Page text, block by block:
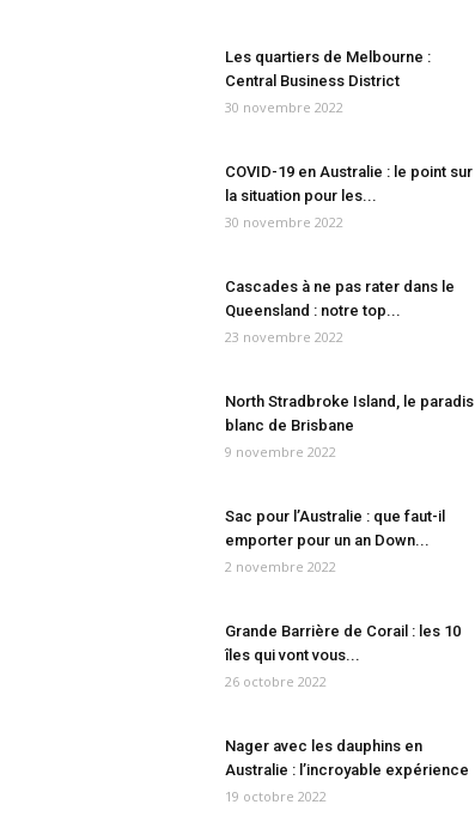
Les quartiers de Melbourne :
Central Business District
30 novembre 2022
COVID-19 en Australie : le point sur
la situation pour les...
30 novembre 2022
Cascades à ne pas rater dans le
Queensland : notre top...
23 novembre 2022
North Stradbroke Island, le paradis
blanc de Brisbane
9 novembre 2022
Sac pour l’Australie : que faut-il
emporter pour un an Down...
2 novembre 2022
Grande Barrière de Corail : les 10
îles qui vont vous...
26 octobre 2022
Nager avec les dauphins en
Australie : l’incroyable expérience
19 octobre 2022